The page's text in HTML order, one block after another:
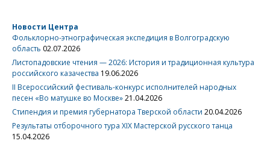
Новости Центра
Фольклорно-этнографическая экспедиция в Волгоградскую
область 02.07.2026
Листопадовские чтения — 2026: История и традиционная культура
российского казачества 19.06.2026
II Всероссийский фестиваль-конкурс исполнителей народных
песен «Во матушке во Москве»21.04.2026
Стипендия и премия губернатора Тверской области 20.04.2026
Результаты отборочного тура XIX Мастерской русского танца
15.04.2026